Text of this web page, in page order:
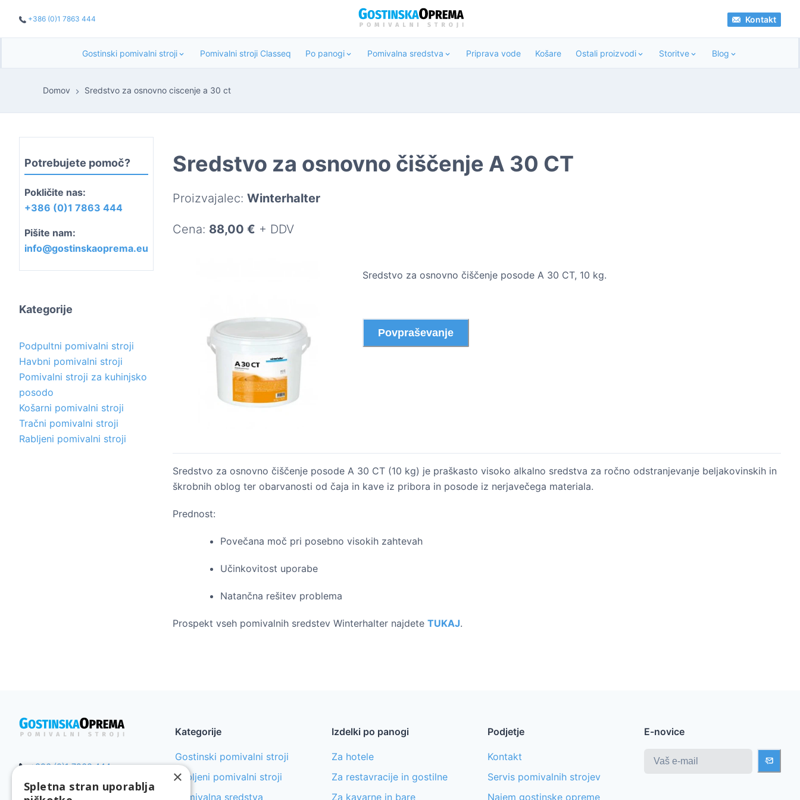
+386 (0)1 7863 444 Kontakt
Gostinski pomivalni stroji Pomivalni stroji Classeq Po panogi Pomivalna sredstva Priprava vode Košare Ostali proizvodi Storitve Blog
Domov Sredstvo za osnovno ciscenje a 30 ct
Potrebujete pomoč?
Pokličite nas:
+386 (0)1 7863 444
Pišite nam:
info@gostinskaoprema.eu
Kategorije
Podpultni pomivalni stroji
Havbni pomivalni stroji
Pomivalni stroji za kuhinjsko
posodo
Košarni pomivalni stroji
Tračni pomivalni stroji
Rabljeni pomivalni stroji
Sredstvo za osnovno čiščenje A 30 CT
Proizvajalec: Winterhalter
Cena: 88,00 € + DDV
Sredstvo za osnovno čiščenje posode A 30 CT, 10 kg.
Povpraševanje
Sredstvo za osnovno čiščenje posode A 30 CT (10 kg) je praškasto visoko alkalno sredstva za ročno odstranjevanje beljakovinskih in
škrobnih oblog ter obarvanosti od čaja in kave iz pribora in posode iz nerjavečega materiala.
Prednost:
Povečana moč pri posebno visokih zahtevah
Učinkovitost uporabe
Natančna rešitev problema
Prospekt vseh pomivalnih sredstev Winterhalter najdete TUKAJ.
+386 (0)1 7863 444
Kategorije
Gostinski pomivalni stroji
Rabljeni pomivalni stroji
Pomivalna sredstva
Izdelki po panogi
Za hotele
Za restavracije in gostilne
Za kavarne in bare
Podjetje
Kontakt
Servis pomivalnih strojev
Najem gostinske opreme
E-novice
×
Spletna stran uporablja